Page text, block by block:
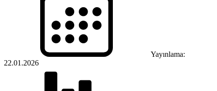
Yayınlama:
22.01.2026